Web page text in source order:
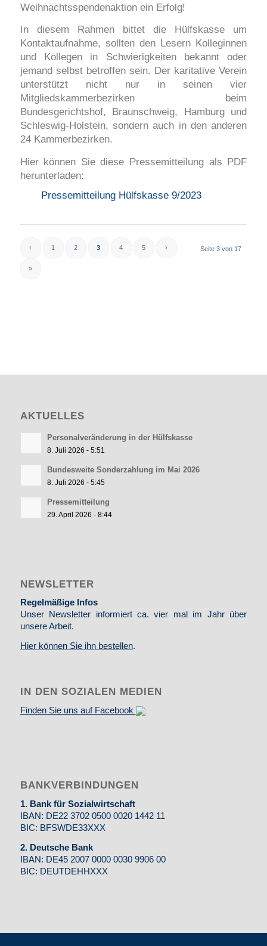
Weihnachtsspendenaktion ein Erfolg!
In diesem Rahmen bittet die Hülfskasse um
Kontaktaufnahme, sollten den Lesern Kolleginnen
und Kollegen in Schwierigkeiten bekannt oder
jemand selbst betroffen sein. Der karitative Verein
unterstützt nicht nur in seinen vier
Mitgliedskammerbezirken beim
Bundesgerichtshof, Braunschweig, Hamburg und
Schleswig-Holstein, sondern auch in den anderen
24 Kammerbezirken.
Hier können Sie diese Pressemitteilung als PDF
herunterladen:
Pressemitteilung Hülfskasse 9/2023
Seite 3 von 17
‹ 1 2 3 4 5 ›
»
AKTUELLES
Personalveränderung in der Hülfskasse
8. Juli 2026 - 5:51
Bundesweite Sonderzahlung im Mai 2026
8. Juli 2026 - 5:45
Pressemitteilung
29. April 2026 - 8:44
NEWSLETTER
Regelmäßige Infos
Unser Newsletter informiert ca. vier mal im Jahr über
unsere Arbeit.
Hier können Sie ihn bestellen.
IN DEN SOZIALEN MEDIEN
Finden Sie uns auf Facebook
BANKVERBINDUNGEN
1. Bank für Sozialwirtschaft
IBAN: DE22 3702 0500 0020 1442 11
BIC: BFSWDE33XXX
2. Deutsche Bank
IBAN: DE45 2007 0000 0030 9906 00
BIC: DEUTDEHHXXX